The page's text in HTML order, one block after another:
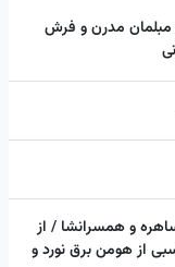
مبلمان مدرن و فرش
و همسرانشا / از
از هومن برق نورد و